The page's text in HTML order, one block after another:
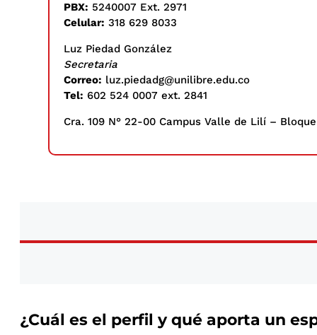
PBX: 5240007 Ext. 2971
Celular: 318 629 8033
Luz Piedad González
Secretaria
Correo: luz.piedadg@unilibre.edu.co
Tel: 602 524 0007 ext. 2841
Cra. 109 N° 22-00 Campus Valle de Lilí –
¿Cuál es el perfil y qué aporta un